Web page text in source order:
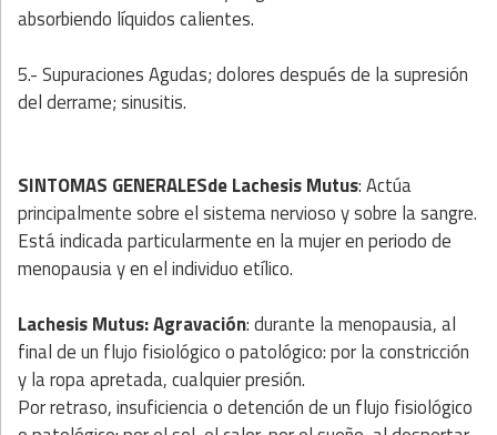
absorbiendo líquidos calientes.
5.- Supuraciones Agudas; dolores después de la supresión
del derrame; sinusitis.
SINTOMAS GENERALESde Lachesis Mutus: Actúa
principalmente sobre el sistema nervioso y sobre la sangre.
Está indicada particularmente en la mujer en periodo de
menopausia y en el individuo etílico.
Lachesis Mutus: Agravación: durante la menopausia, al
final de un flujo fisiológico o patológico: por la constricción
y la ropa apretada, cualquier presión.
Por retraso, insuficiencia o detención de un flujo fisiológico